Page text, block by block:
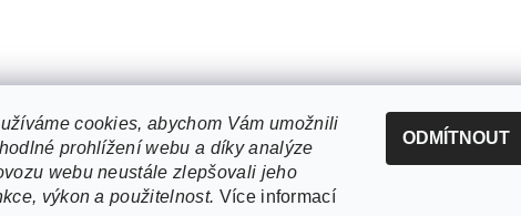
cookies, abychom Vám umožnili
prohlížení webu a díky analýze
webu neustále zlepšovali jeho
výkon a použitelnost. Více informací
ODMÍTNOUT